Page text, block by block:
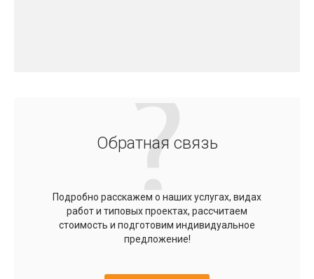
Обратная связь
Подробно расскажем о наших услугах, видах
работ и типовых проектах, рассчитаем
стоимость и подготовим индивидуальное
предложение!